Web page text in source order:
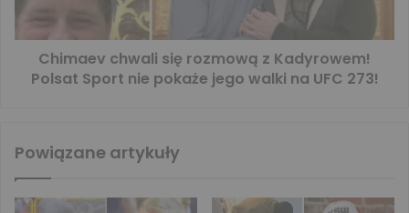
Chimaev chwali się rozmową z Kadyrowem!
Polsat Sport nie pokaże jego walki na UFC 273!
Powiązane artykuły